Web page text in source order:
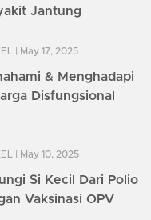
Jantung
| May 17, 2025
& Menghadapi
Disfungsional
| May 10, 2025
Si Kecil Dari Polio
Vaksinasi OPV